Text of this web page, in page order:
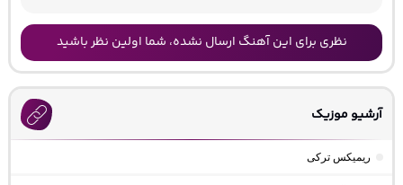
نظری برای این آهنگ ارسال نشده، شما اولین نظر باشید
آرشیو موزیک
ریمیکس ترکی